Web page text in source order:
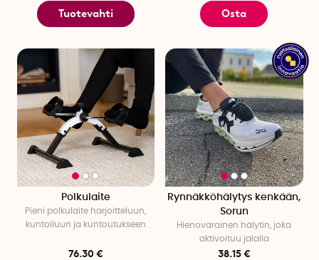
Tuotevahti Osta
Polkulaite
Pieni polkulaite harjoitteluun,
kuntoiluun ja kuntoutukseen
76.30 €
Rynnäkköhälytys kenkään,
Sorun
Hienovarainen hälytin, joka
aktivoituu jalalla
38.15 €